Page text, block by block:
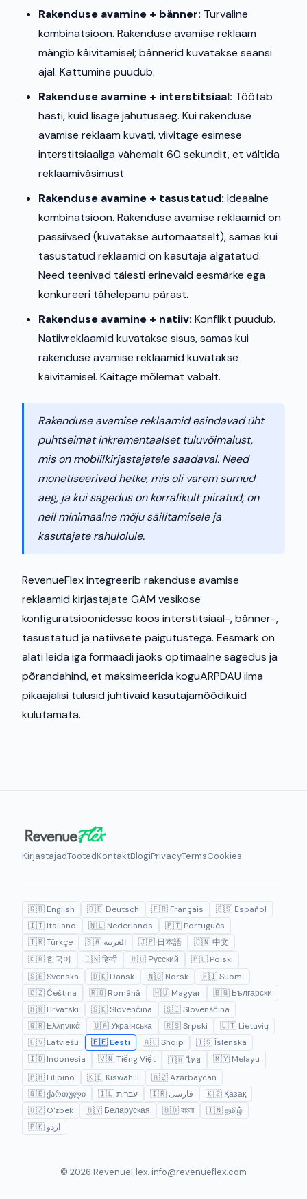
Rakenduse avamine + bänner: Turvaline
kombinatsioon. Rakenduse avamise reklaam
mängib käivitamisel; bännerid kuvatakse seansi
ajal. Kattumine puudub.
Rakenduse avamine + interstitsiaal: Töötab
hästi, kuid lisage jahutusaeg. Kui rakenduse
avamise reklaam kuvati, viivitage esimese
interstitsiaaliga vähemalt 60 sekundit, et vältida
reklaamiväsimust.
Rakenduse avamine + tasustatud: Ideaalne
kombinatsioon. Rakenduse avamise reklaamid on
passiivsed (kuvatakse automaatselt), samas kui
tasustatud reklaamid on kasutaja algatatud.
Need teenivad täiesti erinevaid eesmärke ega
konkureeri tähelepanu pärast.
Rakenduse avamine + natiiv: Konflikt puudub.
Natiivreklaamid kuvatakse sisus, samas kui
rakenduse avamise reklaamid kuvatakse
käivitamisel. Käitage mõlemat vabalt.
Rakenduse avamise reklaamid esindavad üht
puhtseimat inkrementaalset tuluvõimalust,
mis on mobiilkirjastajatele saadaval. Need
monetiseerivad hetke, mis oli varem surnud
aeg, ja kui sagedus on korralikult piiratud, on
neil minimaalne mõju säilitamisele ja
kasutajate rahulolule.
RevenueFlex integreerib rakenduse avamise
reklaamid kirjastajate GAM vesikose
konfiguratsioonidesse koos interstitsiaal-, bänner-,
tasustatud ja natiivsete paigutustega. Eesmärk on
alati leida iga formaadi jaoks optimaalne sagedus ja
põrandahind, et maksimeerida koguARPDAU ilma
pikaajalisi tulusid juhtivaid kasutajamõõdikuid
kulutamata.
KirjastajadTootedKontaktBlogiPrivacyTermsCookies
🇬🇧 English 🇩🇪 Deutsch 🇫🇷 Français
🇪🇸 Español
🇮🇹 Italiano
🇳🇱 Nederlands
🇵🇹 Português
🇹🇷 Türkçe
🇸🇦 العربية 🇯🇵 日本語
🇨🇳 中文
🇰🇷 한국어
🇮🇳 हिन्दी 🇷🇺 Русский
🇵🇱 Polski
🇸🇪 Svenska
🇩🇰 Dansk 🇳🇴 Norsk
🇫🇮 Suomi
🇨🇿 Čeština
🇷🇴 Română 🇭🇺 Magyar
🇧🇬 Български
🇭🇷 Hrvatski
🇸🇰 Slovenčina
🇸🇮 Slovenščina
🇬🇷 Ελληνικά
🇺🇦 Українська 🇷🇸 Srpski
🇱🇹 Lietuvių
🇱🇻 Latviešu
🇪🇪 Eesti 🇦🇱 Shqip
🇮🇸 Íslenska
🇮🇩 Indonesia
🇻🇳 Tiếng Việt 🇹🇭 ไทย
🇲🇾 Melayu
🇵🇭 Filipino
🇰🇪 Kiswahili
🇦🇿 Azərbaycan
🇬🇪 ქართული
🇮🇱 עברית 🇮🇷 فارسی
🇰🇿 Қазақ
🇺🇿 O'zbek
🇧🇾 Беларуская 🇧🇩 বাংলা
🇮🇳 தமிழ்
🇵🇰 اردو
© 2026 RevenueFlex. info@revenueflex.com